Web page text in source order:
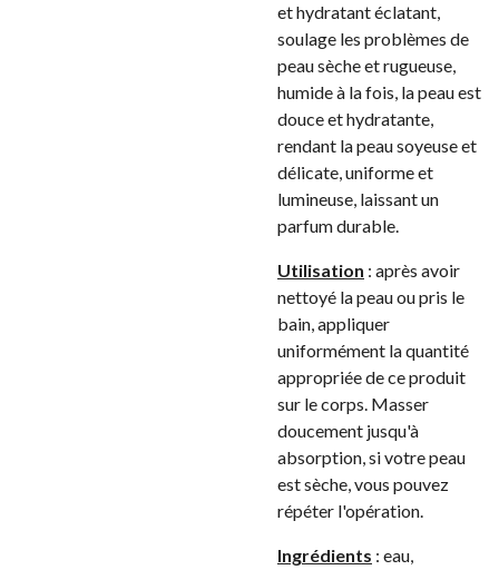
et hydratant éclatant,
soulage les problèmes de
peau sèche et rugueuse,
humide à la fois, la peau est
douce et hydratante,
rendant la peau soyeuse et
délicate, uniforme et
lumineuse, laissant un
parfum durable.
Utilisation : après avoir
nettoyé la peau ou pris le
bain, appliquer
uniformément la quantité
appropriée de ce produit
sur le corps. Masser
doucement jusqu'à
absorption, si votre peau
est sèche, vous pouvez
répéter l'opération.
Ingrédients : eau,